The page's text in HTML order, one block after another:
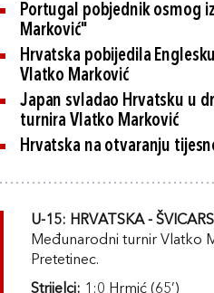
Portugal pobjednik osmog
Marković"
Hrvatska pobijedila
Vlatko Marković
Japan svladao Hrvatsku u
turnira Vlatko Marković
Hrvatska na otvaranju
U-15: HRVATSKA -
Međunarodni turnir Vlatko
Pretetinec.
Strijelci: 1:0 Hrmić (65’)